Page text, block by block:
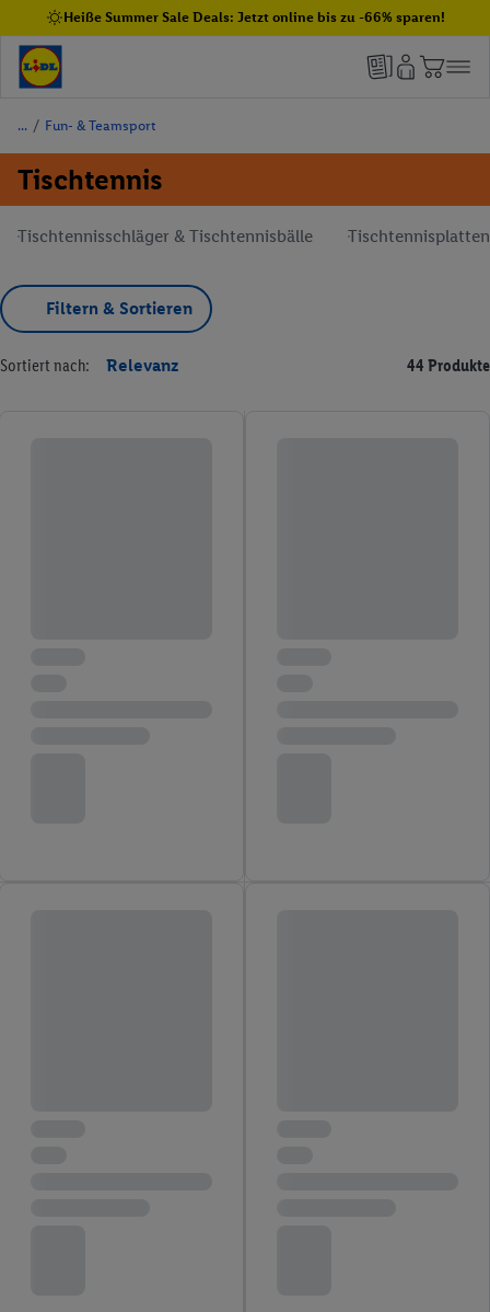
Heiße Summer Sale Deals: Jetzt online bis zu -66% sparen!
/ Fun- & Teamsport
Tischtennis
Tischtennisschläger & Tischtennisbälle Tischtennisplatten
Filtern & Sortieren
Sortiert nach: Relevanz 44 Produkte